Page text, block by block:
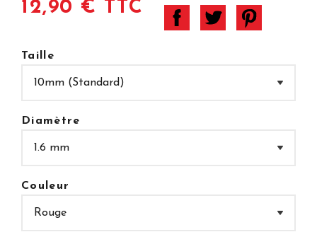
12,90 € TTC
Taille
Diamètre
Couleur